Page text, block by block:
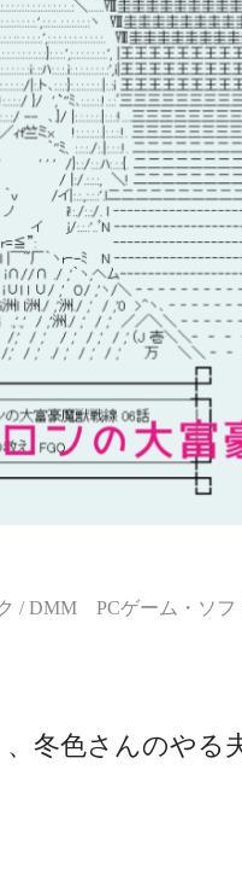
/ DMM PCゲーム・ソフ
冬色さんのやる